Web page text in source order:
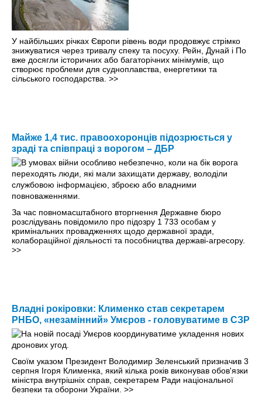
У найбільших річках Європи рівень води продовжує стрімко
знижуватися через тривалу спеку та посуху. Рейн, Дунай і По
вже досягли історичних або багаторічних мінімумів, що
створює проблеми для судноплавства, енергетики та
сільського господарства. >>
Майже 1,4 тис. правоохоронців підозрюється у
зраді та співпраці з ворогом – ДБР
За час повномасштабного вторгнення Державне бюро
розслідувань повідомило про підозру 1 733 особам у
кримінальних провадженнях щодо державної зради,
колабораційної діяльності та пособництва державі-агресору.
>>
Владні рокіровки: Клименко став секретарем
РНБО, «незамінний» Умєров - головуватиме в СЗР
Своїм указом Президент Володимир Зеленський призначив 3
серпня Ігоря Клименка, який кілька років виконував обов'язки
міністра внутрішніх справ, секретарем Ради національної
безпеки та оборони України. >>